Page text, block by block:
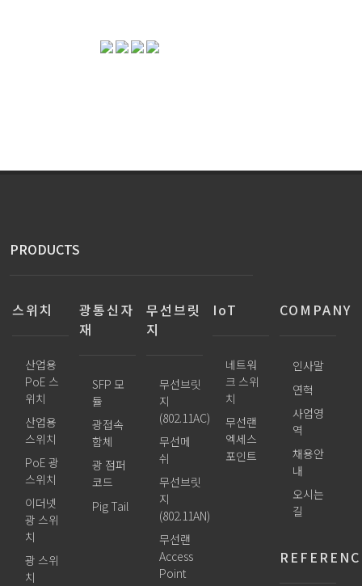
PRODUCTS
스위치
산업용
PoE 스
위치
산업용
스위치
PoE 광
스위치
이더넷
광 스위
치
광 스위
치
광통신자
재
SFP 모
듈
광접속
함체
광 점퍼
코드
Pig Tail
무선브릿
지
무선브릿
지
(802.11AC)
무선메
쉬
무선브릿
지
(802.11AN)
무선랜
Access
Point
IoT
네트워
크 스위
치
무선랜
엑세스
포인트
COMPANY
인사말
연혁
사업영
역
채용안
내
오시는
길